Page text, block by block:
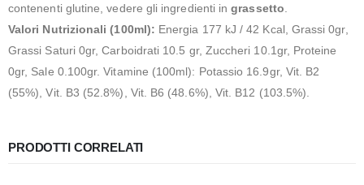
contenenti glutine, vedere gli ingredienti ingrassetto
Valori Nutrizionali (100ml): Energia 177 kJ / 42 Kcal, Grassi 0gr,
Grassi Saturi 0gr, Carboidrati 10.5 gr, Zuccheri 10.1gr, Proteine
0gr, Sale 0.100gr. Vitamine (100ml): Potassio 16.9gr, Vit. B2
(55%), Vit. B3 (52.8%), Vit. B6 (48.6%), Vit. B12 (103.5%).
PRODOTTI CORRELATI